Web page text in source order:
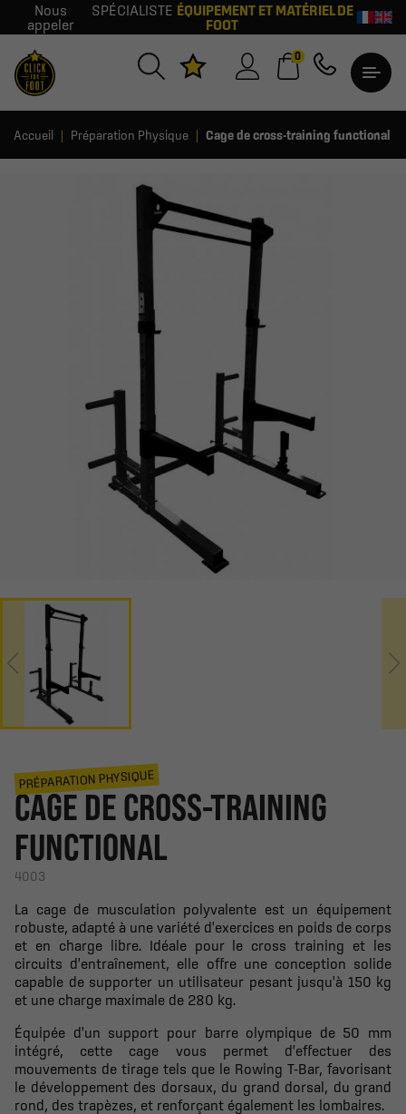
Nous
appeler
SPÉCIALISTE ÉQUIPEMENT ET MATÉRIEL DE
FOOT
0
Accueil Préparation Physique Cage de cross-training functional
PRÉPARATION PHYSIQUE
CAGE DE CROSS-TRAINING
FUNCTIONAL
4003
La cage de musculation polyvalente est un équipement
robuste, adapté à une variété d'exercices en poids de corps
et en charge libre. Idéale pour le cross training et les
circuits d'entraînement, elle offre une conception solide
capable de supporter un utilisateur pesant jusqu'à 150 kg
et une charge maximale de 280 kg.
Équipée d'un support pour barre olympique de 50 mm
intégré, cette cage vous permet d'effectuer des
mouvements de tirage tels que le Rowing T-Bar, favorisant
le développement des dorsaux, du grand dorsal, du grand
rond, des trapèzes, et renforçant également les lombaires.